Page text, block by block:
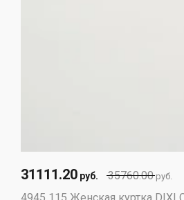
35760.00руб.
31111.20 руб.